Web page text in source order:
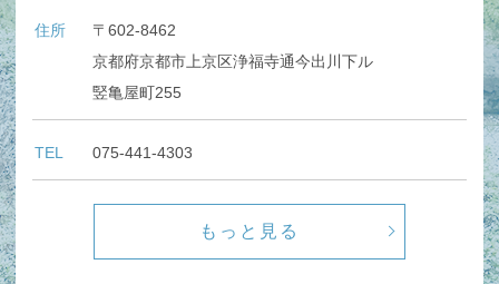
住所
〒602-8462
京都府京都市上京区浄福寺通今出川下ル
竪亀屋町255
TEL 075-441-4303
もっと見る